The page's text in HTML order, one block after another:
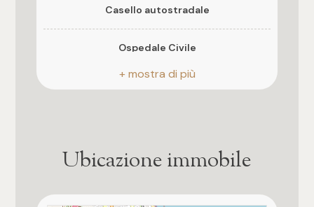
Casello autostradale
Ospedale Civile
Pista ciclabile
Parco giochi
Ubicazione immobile
Bagni